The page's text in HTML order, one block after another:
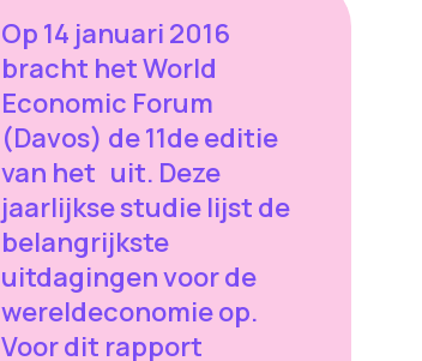
Op 14 januari 2016
bracht het World
Economic Forum
(Davos) de 11de editie
van het uit. Deze
jaarlijkse studie lijst de
belangrijkste
uitdagingen voor de
wereldeconomie op.
Voor dit rapport